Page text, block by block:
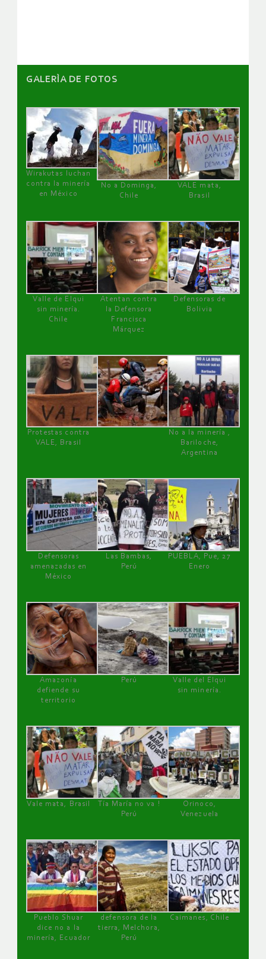
GALERÌA DE FOTOS
Wirakutas luchan
contra la minería
en México
No a Dominga,
Chile
VALE mata,
Brasil
Valle de Elqui
sin minería.
Chile
Atentan contra
la Defensora
Francisca
Márquez
Defensoras de
Bolivia
Protestas contra
VALE, Brasil
No a la minería ,
Bariloche,
Argentina
Defensoras
amenazadas en
México
Las Bambas,
Perú
PUEBLA, Pue, 27
Enero
Amazonía
defiende su
territorio
Perú
Valle del Elqui
sin minería.
Vale mata, Brasil
Tía María no va !
Perú
Orinoco,
Venezuela
Pueblo Shuar
dice no a la
minería, Ecuador
defensora de la
tierra, Melchora,
Perú
Caimanes, Chile